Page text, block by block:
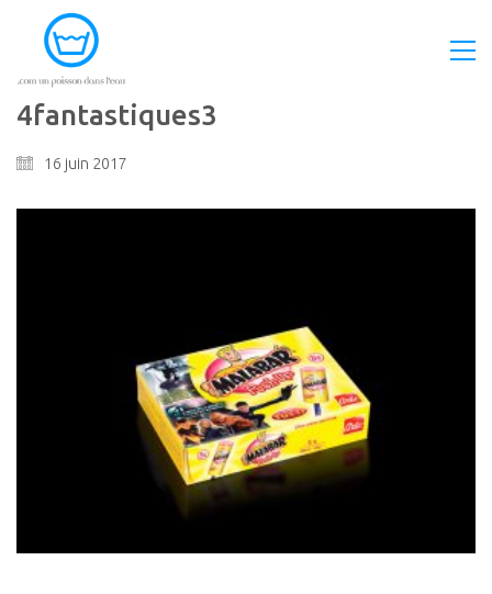
4fantastiques3
16 juin 2017